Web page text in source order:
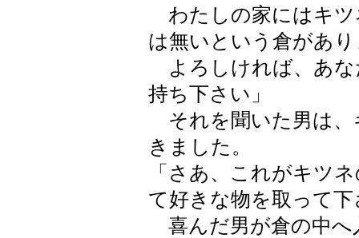
わたしの家にはキツ
は無いという倉があ
よろしければ、あな
持ち下さい」
それを聞いた男は、
きました。
「さあ、これがキツ
て好きな物を取って下
喜んだ男が倉の中へ